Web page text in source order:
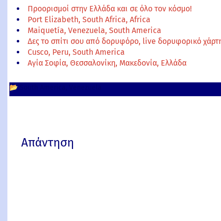
Προορισμοί στην Ελλάδα και σε όλο τον κόσμο!
Port Elizabeth, South Africa, Africa
Maiquetía, Venezuela, South America
Δες το σπίτι σου από δορυφόρο, live δορυφορικό
Cusco, Peru, South America
Αγία Σοφία, Θεσσαλονίκη, Μακεδονία, Ελλάδα
📂
Απάντηση